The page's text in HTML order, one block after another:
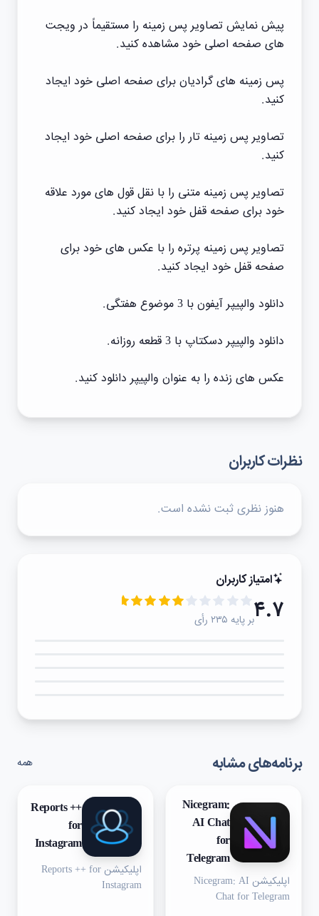
پیش نمایش تصاویر پس زمینه را مستقیماً در ویجت
های صفحه اصلی خود مشاهده کنید.
پس زمینه های گرادیان برای صفحه اصلی خود ایجاد
کنید.
تصاویر پس زمینه تار را برای صفحه اصلی خود ایجاد
کنید.
تصاویر پس زمینه متنی را با نقل قول های مورد علاقه
خود برای صفحه قفل خود ایجاد کنید.
تصاویر پس زمینه پرتره را با عکس های خود برای
صفحه قفل خود ایجاد کنید.
دانلود والپیپر آیفون با 3 موضوع هفتگی.
دانلود والپیپر دسکتاپ با 3 قطعه روزانه.
عکس های زنده را به عنوان والپیپر دانلود کنید.
نظرات کاربران
هنوز نظری ثبت نشده است.
امتیاز کاربران
۴.۷بر پایه ۲۳۵ رأی
برنامه‌های مشابه همه
Nicegram:
AI Chat
for
Telegram
اپلیکیشن Nicegram: AI
Chat for Telegram
Reports ++
for
Instagram
اپلیکیشن Reports ++ for
Instagram